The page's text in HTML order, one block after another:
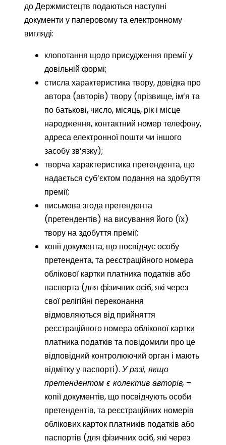
до Держмистецтв подаються наступні
документи у паперовому та електронному
вигляді:
клопотання щодо присудження премії у
довільній формі;
стисла характеристика твору, довідка про
автора (авторів) твору (прізвище, ім’я та
по батькові, число, місяць, рік і місце
народження, контактний номер телефону,
адреса електронної пошти чи іншого
засобу зв’язку);
творча характеристика претендента, що
надається суб’єктом подання на здобуття
премії;
письмова згода претендента
(претендентів) на висування його (їх)
твору на здобуття премії;
копії документа, що посвідчує особу
претендента, та реєстраційного номера
облікової картки платника податків або
паспорта (для фізичних осіб, які через
свої релігійні переконання
відмовляються від прийняття
реєстраційного номера облікової картки
платника податків та повідомили про це
відповідний контролюючий орган і мають
відмітку у паспорті). У разі, якщо
претендентом є колектив авторів, –
копії документів, що посвідчують особи
претендентів, та реєстраційних номерів
облікових карток платників податків або
паспортів (для фізичних осіб, які через